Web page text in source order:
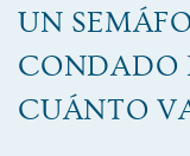
UN
CONDADO
CUÁNTO